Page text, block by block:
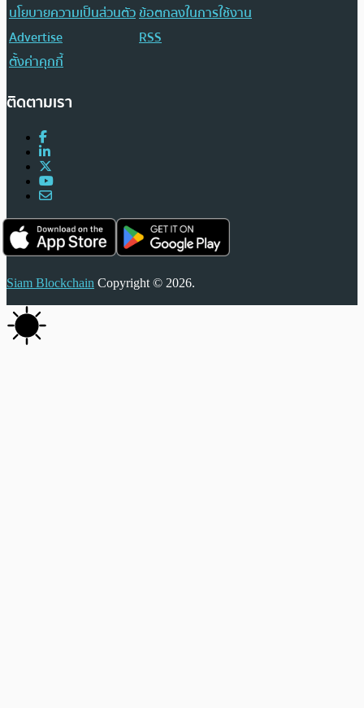
นโยบายความเป็นส่วนตัวข้อตกลงในการใช้งาน
Advertise
RSS
ตั้งค่าคุกกี้
ติดตามเรา
Siam Blockchain Copyright © 2026.